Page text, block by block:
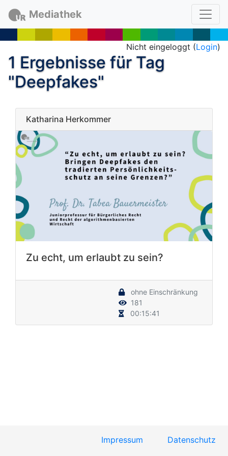
Mediathek
Nicht eingeloggt (Login)
1 Ergebnisse für Tag
"Deepfakes"
Katharina Herkommer
Zu echt, um erlaubt zu sein?
ohne Einschränkung
181
00:15:41
Impressum Datenschutz